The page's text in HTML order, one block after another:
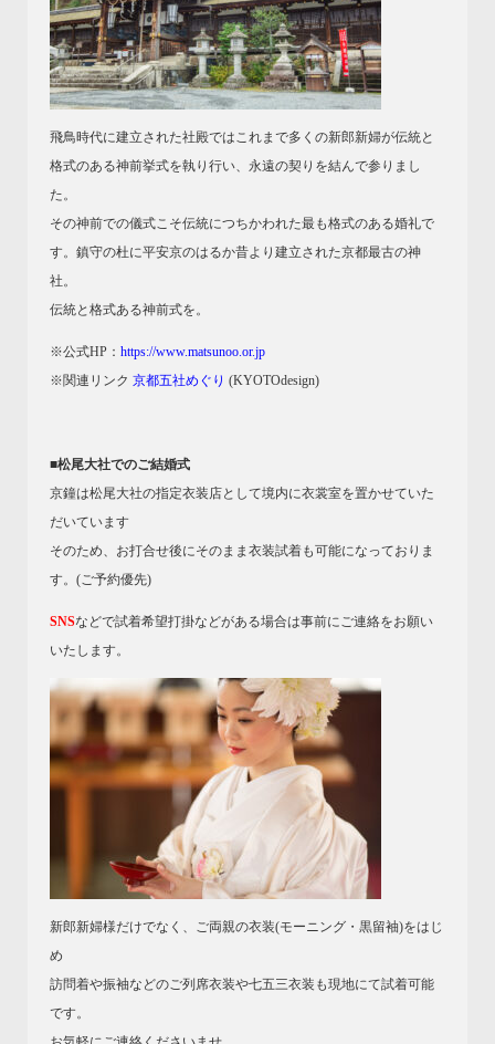
飛鳥時代に建立された社殿ではこれまで多くの新郎新婦が伝統と
格式のある神前挙式を執り行い、永遠の契りを結んで参りまし
た。
その神前での儀式こそ伝統につちかわれた最も格式のある婚礼で
す。鎮守の杜に平安京のはるか昔より建立された京都最古の神
社。
伝統と格式ある神前式を。
※公式HP： https://www.matsunoo.or.jp
※関連リンク 京都五社めぐり (KYOTOdesign)
■松尾大社でのご結婚式
京鐘は松尾大社の指定衣装店として境内に衣裳室を置かせていた
だいています
そのため、お打合せ後にそのまま衣装試着も可能になっておりま
す。(ご予約優先)
SNSなどで試着希望打掛などがある場合は事前にご連絡をお願い
いたします。
新郎新婦様だけでなく、ご両親の衣装(モーニング・黒留袖)をはじ
め
訪問着や振袖などのご列席衣装や七五三衣装も現地にて試着可能
です。